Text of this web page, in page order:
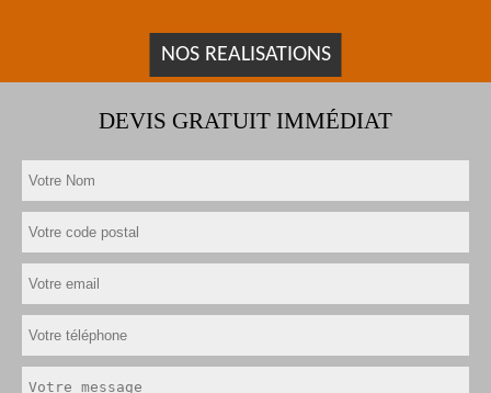
NOS REALISATIONS
DEVIS GRATUIT IMMÉDIAT